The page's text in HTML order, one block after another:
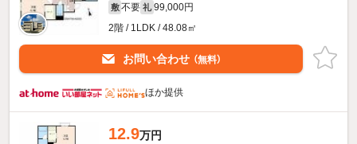
敷 不要 礼 99,000円
2階 / 1LDK / 48.08㎡
お問い合わせ （無料）
ほか提供
12.9万円